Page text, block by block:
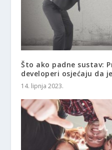
Što ako padne sustav:
developeri osjećaju da
14. lipnja 2023.